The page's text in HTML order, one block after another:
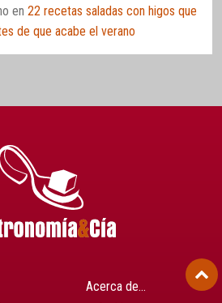
en 22 recetas saladas con higos que
de que acabe el verano
Acerca de…